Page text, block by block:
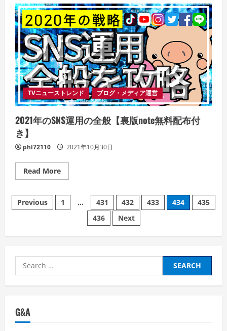
世
代
ト
レ
ン
ド
を
知
ら
な
け
れ
ば、
あ
な
の
ビ
ネ
ス
没
落
す
と
暗
号
と
バ
の
全
TVニューストレンド ブログ・メディア運営
2021年のSNS運用の全般【裏版note無料配布付
き】
phi72110 2021年10月30日
Read MoreRead
more
年
の
SNS
の
【裏
無
料
Posts
Previous 1 … 431 432 433 434
435
436
Next
Search
for:
G&A